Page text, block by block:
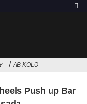
AB KOLO
Push up Bar